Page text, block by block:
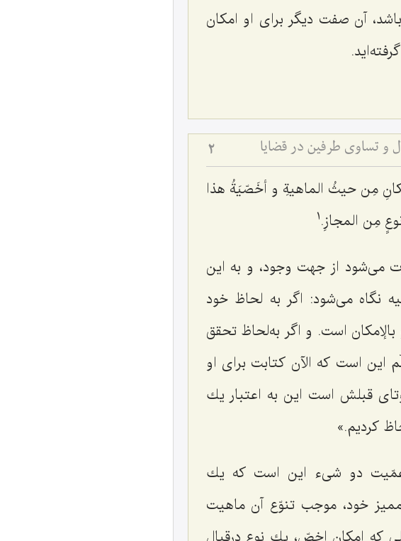
آن صفت دیگر براى او امكان
تساوی طرفین در قضایا 2
مِن حیثُ الماهیةِ و أخَصّیَةُ هذا
مِن المجازِ.1
مى‌شود از جهت وجود، و به این
نگاه مى‌شود: اگر به لحاظ خود
است. و اگر به‌لحاظ تحقق
است كه الآن كتابت براى او
قبلش است این به اعتبار یك
كردیم.»
دو شى‌ء این است كه یك
خود، موجب تنوّع آن ماهیت